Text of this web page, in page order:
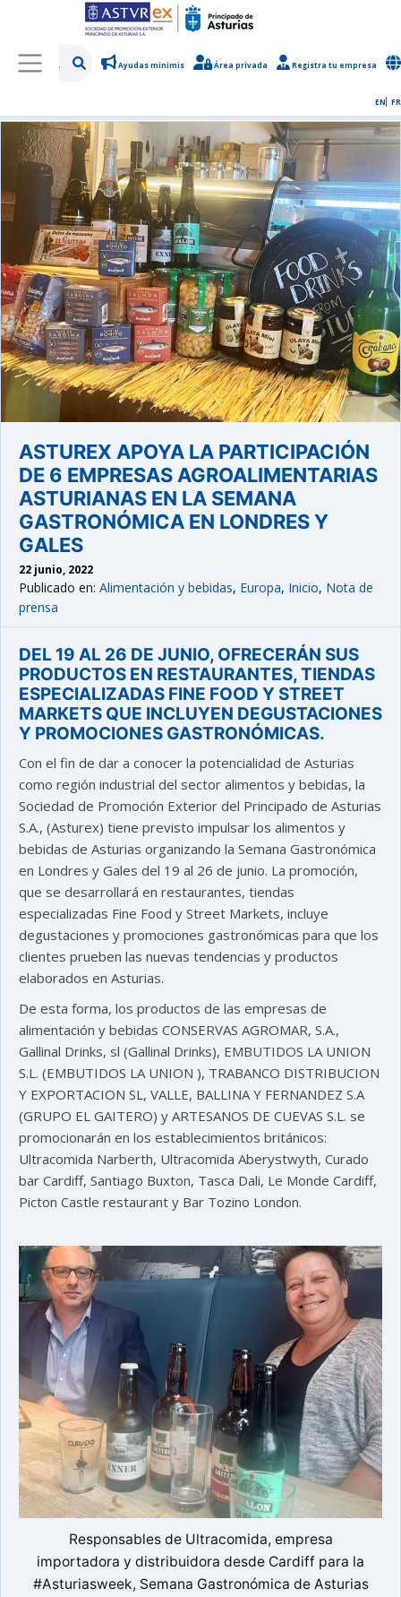
Ayudas minimis Área privada Registra tu empresa
EN FR
ASTUREX APOYA LA PARTICIPACIÓN
DE 6 EMPRESAS AGROALIMENTARIAS
ASTURIANAS EN LA SEMANA
GASTRONÓMICA EN LONDRES Y
GALES
22 junio, 2022
Publicado en: Alimentación y bebidas, Europa, Inicio, Nota de
prensa
DEL 19 AL 26 DE JUNIO, OFRECERÁN SUS
PRODUCTOS EN RESTAURANTES, TIENDAS
ESPECIALIZADAS FINE FOOD Y STREET
MARKETS QUE INCLUYEN DEGUSTACIONES
Y PROMOCIONES GASTRONÓMICAS.
Con el fin de dar a conocer la potencialidad de Asturias
como región industrial del sector alimentos y bebidas, la
Sociedad de Promoción Exterior del Principado de Asturias
S.A., (Asturex) tiene previsto impulsar los alimentos y
bebidas de Asturias organizando la Semana Gastronómica
en Londres y Gales del 19 al 26 de junio. La promoción,
que se desarrollará en restaurantes, tiendas
especializadas Fine Food y Street Markets, incluye
degustaciones y promociones gastronómicas para que los
clientes prueben las nuevas tendencias y productos
elaborados en Asturias.
De esta forma, los productos de las empresas de
alimentación y bebidas CONSERVAS AGROMAR, S.A.,
Gallinal Drinks, sl (Gallinal Drinks), EMBUTIDOS LA UNION
S.L. (EMBUTIDOS LA UNION ), TRABANCO DISTRIBUCION
Y EXPORTACION SL, VALLE, BALLINA Y FERNANDEZ S.A
(GRUPO EL GAITERO) y ARTESANOS DE CUEVAS S.L. se
promocionarán en los establecimientos británicos:
Ultracomida Narberth, Ultracomida Aberystwyth, Curado
bar Cardiff, Santiago Buxton, Tasca Dali, Le Monde Cardiff,
Picton Castle restaurant y Bar Tozino London.
Responsables de Ultracomida, empresa
importadora y distribuidora desde Cardiff para la
#Asturiasweek, Semana Gastronómica de Asturias